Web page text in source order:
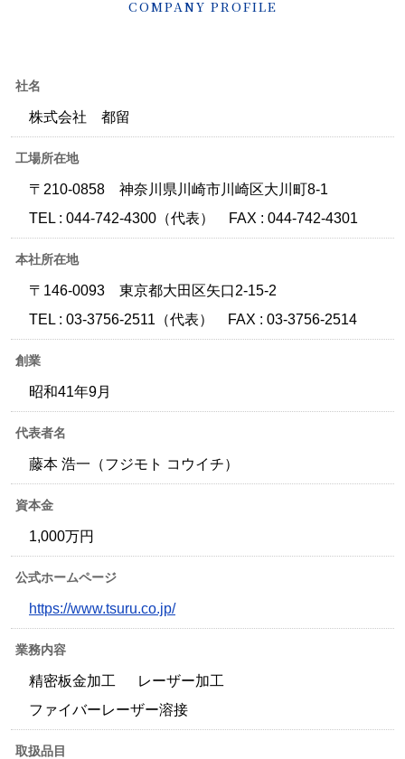
COMPANY PROFILE
社名
株式会社 都留
工場所在地
〒210-0858 神奈川県川崎市川崎区大川町8-1
TEL : 044-742-4300（代表）
FAX : 044-742-4301
本社所在地
〒146-0093 東京都大田区矢口2-15-2
TEL : 03-3756-2511（代表）
FAX : 03-3756-2514
創業
昭和41年9月
代表者名
藤本 浩一（フジモト コウイチ）
資本金
1,000万円
公式ホームページ
https://www.tsuru.co.jp/
業務内容
精密板金加工
レーザー加工
ファイバーレーザー溶接
取扱品目